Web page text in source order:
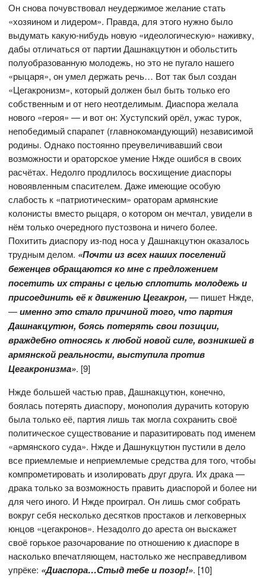
Он снова почувствовал неудержимое желание стать
«хозяином и лидером». Правда, для этого нужно было
выдумать какую-нибудь новую «идеологическую» наживку,
дабы отличаться от партии Дашнакцутюн и обольстить
полуобразованную молодежь, но это не пугало нашего
«рыцаря», он умел держать речь… Вот так был создан
«Цегакронизм», который должен был быть только его
собственным и от него неотделимым. Диаспора желала
нового «героя» — и вот он: Хуступский орёл, ужас турок,
непобедимый спарапет (главнокомандующий) независимой
родины. Однако постоянно преувеличивавший свои
возможности и ораторское умение Нжде ошибся в своих
расчётах. Недолго продлилось восхищение диаспоры
новоявленным спасителем. Даже имеющие особую
слабость к «патриотическим» ораторам армянские
колонисты вместо рыцаря, о котором он мечтал, увидели в
нём только очередного пустозвона и ничего более.
Похитить диаспору из-под носа у Дашнакцутюн оказалось
трудным делом. «Почти из всех наших поселений
беженцев обращаются ко мне с предложением
посетить их страны с целью сплотить молодежь и
присоединить её к движению Цегакрон, — пишет Нжде,
—именно это стало причиной того, что партия
Дашнакцутюн, боясь потерять свои позиции,
враждебно относясь к любой новой силе, возникшей в
армянской реальности, выступила против
Цегакронизма». [9]
Нжде большей частью прав, Дашнакцутюн, конечно,
боялась потерять диаспору, монополия дурачить которую
была только её, партия лишь так могла сохранить своё
политическое существование и паразитировать под именем
«армянского суда». Нжде и Дашнукцутюн пустили в дело
все приемлемые и неприемлемые средства для того, чтобы
компрометировать и изолировать друг друга. Их драка —
драка только за возможность править диаспорой и более ни
для чего иного. И Нжде проиграл. Он лишь смог собрать
вокруг себя несколько десятков простаков и легковерных
юнцов «цегакронов». Незадолго до ареста он выскажет
своё горькое разочарование по отношению к диаспоре в
насколько впечатляющем, настолько же несправедливом
упрёке: «Диаспора…Стыд тебе и позор!». [10]